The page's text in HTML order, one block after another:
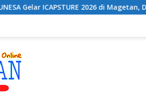
2026 di Magetan, Dorong